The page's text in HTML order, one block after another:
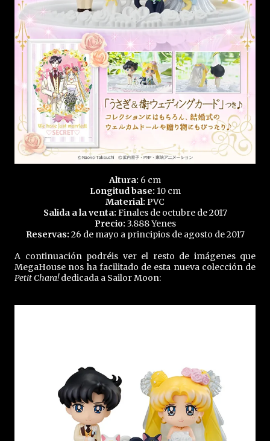
Altura: 6 cm
Longitud base: 10 cm
Material: PVC
Salida a la venta: Finales de octubre de 2017
Precio: 3.888 Yenes
Reservas: 26 de mayo a principios de agosto de 2017
A continuación podréis ver el resto de imágenes que
MegaHouse nos ha facilitado de esta nueva colección de
Petit Chara!dedicada a Sailor Moon: